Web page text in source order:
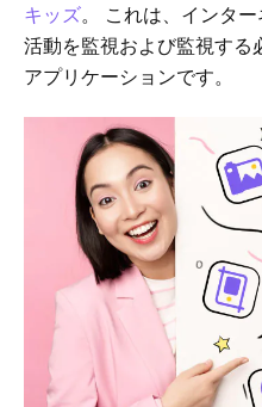
キッズ。 これは、インタ
活動を監視および監視する
アプリケーションです。